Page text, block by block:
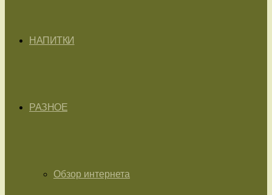
НАПИТКИ
РАЗНОЕ
Обзор интернета